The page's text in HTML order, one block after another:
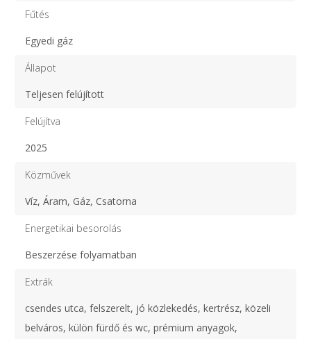
Fűtés
Egyedi gáz
Állapot
Teljesen felújított
Felújítva
2025
Közművek
Víz, Áram, Gáz, Csatorna
Energetikai besorolás
Beszerzése folyamatban
Extrák
csendes utca, felszerelt, jó közlekedés, kertrész, közeli
belváros, külön fürdő és wc, prémium anyagok,